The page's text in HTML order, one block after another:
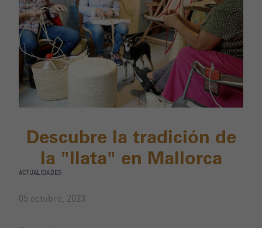
Descubre la tradición de
la "llata" en Mallorca
ACTUALIDADES
05 octubre, 2023